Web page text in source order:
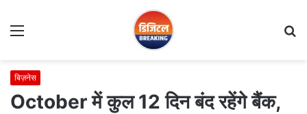
Menu
बिज़नेस
October में कुल 12 दिन बंद रहेंगे बैंक,